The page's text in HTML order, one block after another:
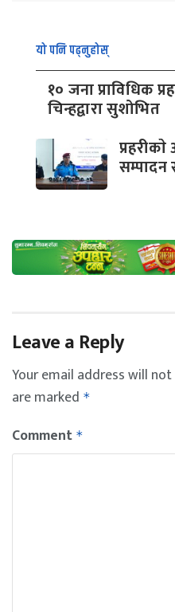
यो पनि पढ्नुहोस्
१० जना प्राविधिक
चिन्हद्वारा सुशोभित
सम्पादन
Leave a Reply
Your email address will not
are marked *
Comment *